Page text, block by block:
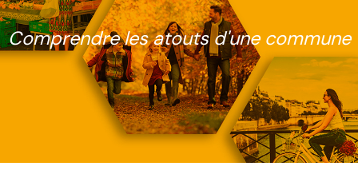
Comprendre les atouts d'une commune